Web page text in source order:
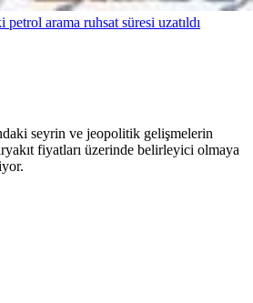
arama ruhsat süresi uzatıldı
seyrin ve jeopolitik gelişmelerin
fiyatları üzerinde belirleyici olmaya